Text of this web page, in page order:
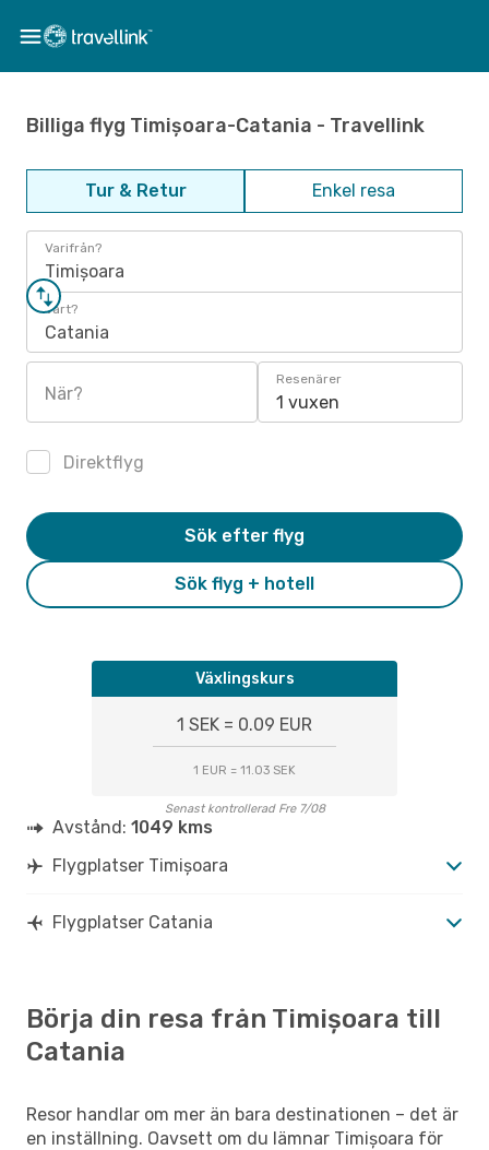
Billiga flyg Timișoara-Catania - Travellink
Tur & Retur Enkel resa
Varifrån?
Timișoara
Vart?
Catania
När?
Resenärer
1 vuxen
Direktflyg
Sök flyg + hotell
Sök efter flyg
Växlingskurs
1 SEK = 0.09 EUR
1 EUR = 11.03 SEK
Senast kontrollerad Fre 7/08
Avstånd: 1049 kms
Flygplatser Timișoara
Flygplatser Catania
Börja din resa från Timișoara till
Catania
Resor handlar om mer än bara destinationen – det är
en inställning. Oavsett om du lämnar Timișoara för